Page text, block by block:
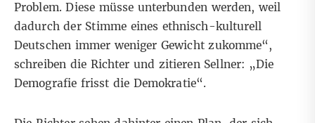
Problem. Diese müsse unterbunden werden, weil
dadurch der Stimme eines ethnisch-kulturell
Deutschen immer weniger Gewicht zukomme“,
schreiben die Richter und zitieren Sellner: „Die
Demografie frisst die Demokratie“.